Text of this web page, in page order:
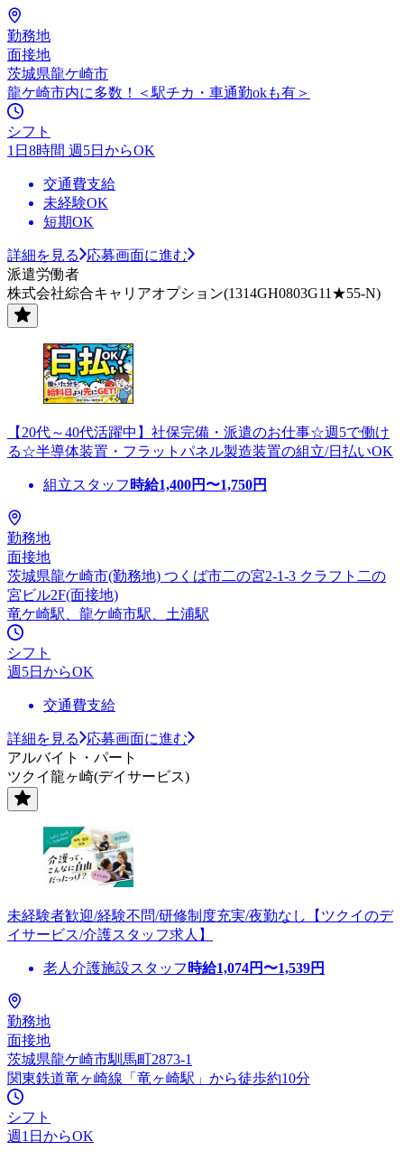
勤務地
面接地
茨城県龍ケ崎市
龍ケ崎市内に多数！＜駅チカ・車通勤okも有＞
シフト
1日8時間 週5日からOK
交通費支給
未経験OK
短期OK
詳細を見る
応募画面に進む
派遣労働者
株式会社綜合キャリアオプション(1314GH0803G11★55-N)
【20代～40代活躍中】社保完備・派遣のお仕事☆週5で働け
る☆半導体装置・フラットパネル製造装置の組立/日払いOK
組立スタッフ 時給1,400円〜1,750円
勤務地
面接地
茨城県龍ケ崎市(勤務地) つくば市二の宮2-1-3 クラフト二の
宮ビル2F(面接地)
竜ケ崎駅、龍ケ崎市駅、土浦駅
シフト
週5日からOK
交通費支給
詳細を見る
応募画面に進む
アルバイト・パート
ツクイ龍ヶ崎(デイサービス)
未経験者歓迎/経験不問/研修制度充実/夜勤なし【ツクイのデ
イサービス/介護スタッフ求人】
老人介護施設スタッフ 時給1,074円〜1,539円
勤務地
面接地
茨城県龍ケ崎市馴馬町2873-1
関東鉄道竜ヶ崎線「竜ヶ崎駅」から徒歩約10分
シフト
週1日からOK